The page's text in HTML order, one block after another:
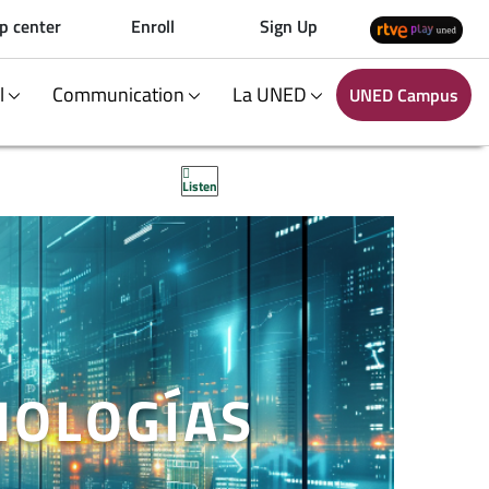
center Enroll Sign Up
Communication La UNED UNED Campus
Listen